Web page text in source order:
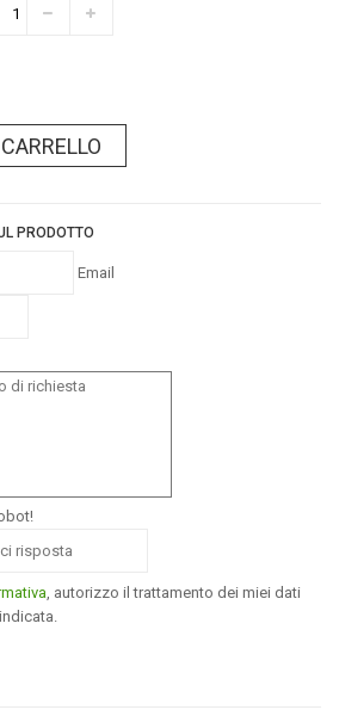
PRODOTTO
Email
, autorizzo il trattamento dei miei dati